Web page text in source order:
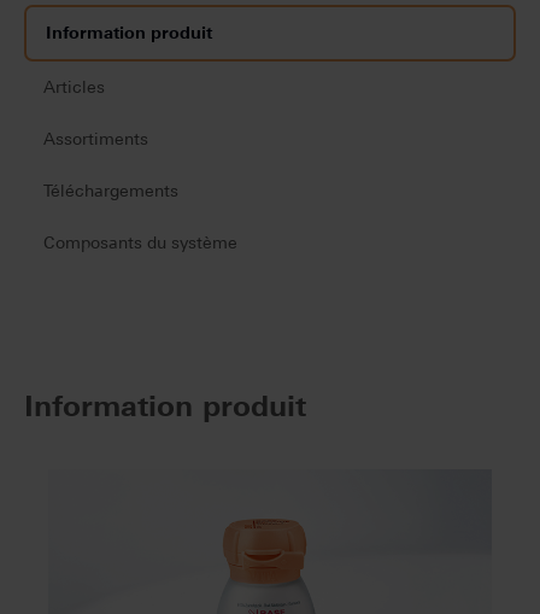
Information produit
Articles
Assortiments
Téléchargements
Composants du système
Information produit